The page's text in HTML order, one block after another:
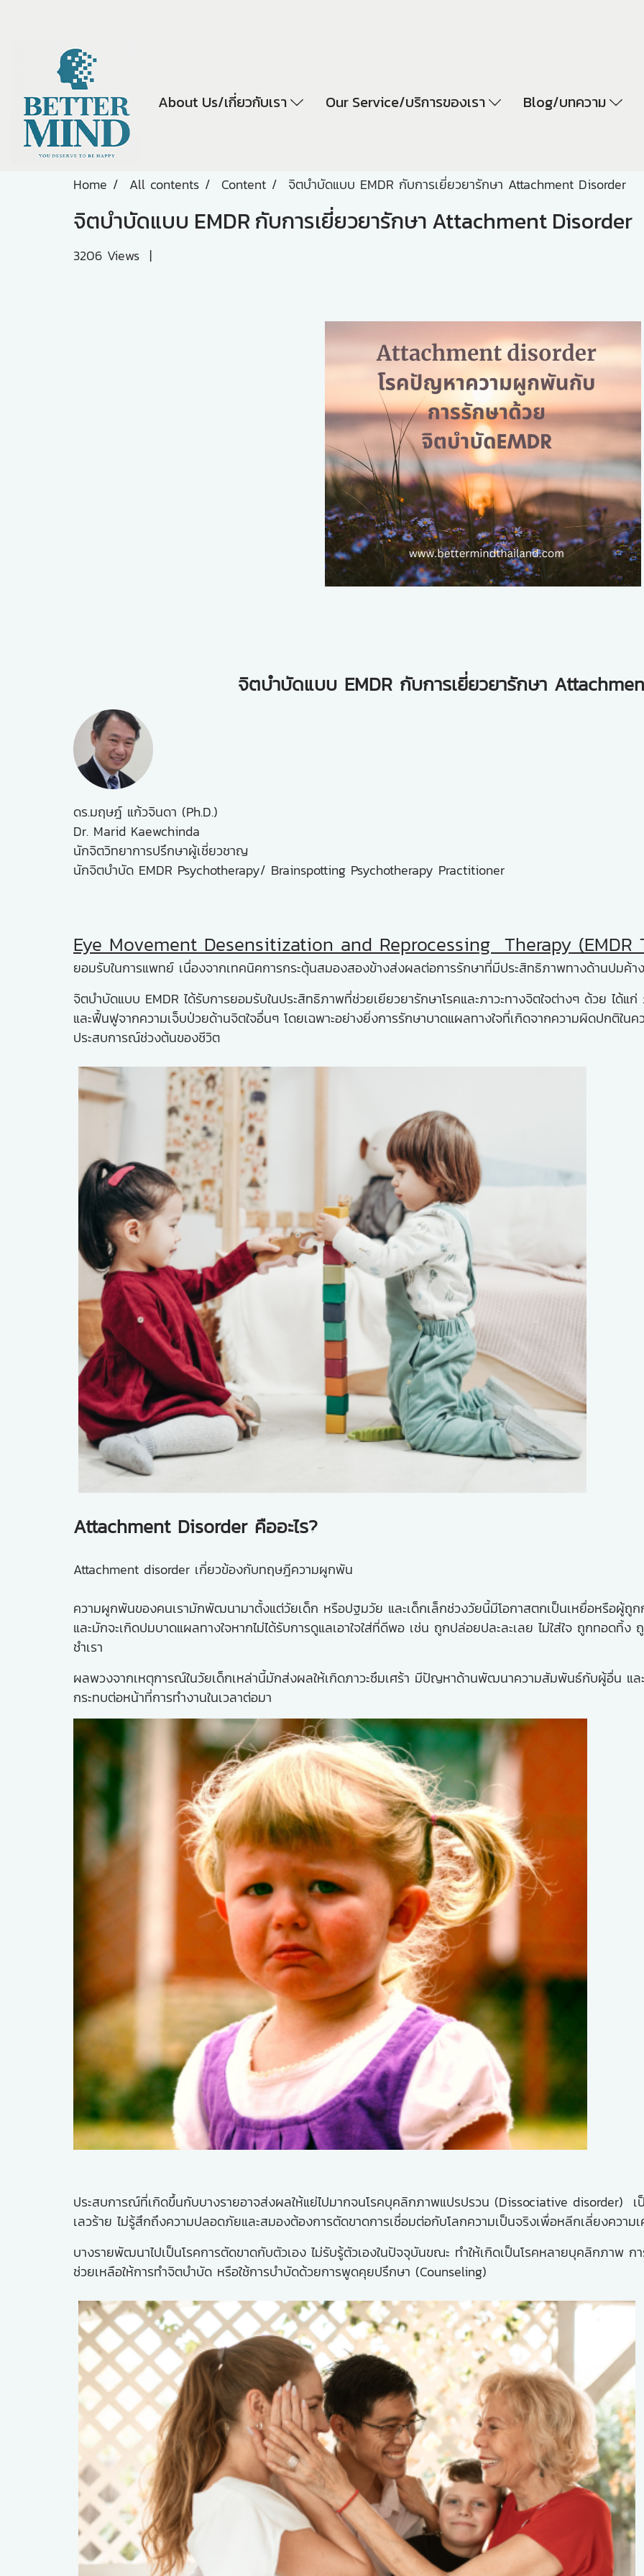
About Us/เกี่ยวกับเรา Our Service/บริการของเรา Blog/บทความ
Home All contents Content จิตบำบัดแบบ EMDR กับการเยี่ยวยารักษา Attachment Disorder
จิตบำบัดแบบ EMDR กับการเยี่ยวยารักษา Attachment Disorder
3206 Views |
จิตบำบัดแบบ EMDR กับการเยี่ยวยารักษา
ดร.มฤษฎ์ แก้วจินดา (Ph.D.)
Dr. Marid Kaewchinda
นักจิตวิทยาการปรึกษาผู้เชี่ยวชาญ
นักจิตบำบัด EMDR Psychotherapy/ Brainspotting Psychotherapy Practitioner
Eye Movement Desensitization and Reprocessing Therapy (EMDR
ยอมรับในการแพทย์ เนื่องจากเทคนิคการกระตุ้นสมองสองข้างส่งผลต่อการรักษาที่มีประสิทธิภาพทางด้านปมค้า
จิตบำบัดแบบ EMDR ได้รับการยอมรับในประสิทธิภาพที่ช่วยเยียวยารักษาโรคและภาวะทางจิตใจต่างๆ ด้วย ได้
และฟื้นฟูจากความเจ็บป่วยด้านจิตใจอื่นๆ โดยเฉพาะอย่างยิ่งการรักษาบาดแผลทางใจที่เกิดจากความผิดปกติใ
ประสบการณ์ช่วงต้นของชีวิต
Attachment Disorder คืออะไร?
Attachment disorder เกี่ยวข้องกับทฤษฎีความผูกพัน
ความผูกพันของคนเรามักพัฒนามาตั้งแต่วัยเด็ก หรือปฐมวัย และเด็กเล็กช่วงวัยนี้มีโอกาสตกเป็นเหยื่อหรือผู้ถูกก
และมักจะเกิดปมบาดแผลทางใจหากไม่ได้รับการดูแลเอาใจใส่ที่ดีพอ เช่น ถูกปล่อยปละละเลย ไม่ใส่ใจ ถูกทอดทิ้
ชำเรา
ผลพวงจากเหตุการณ์ในวัยเด็กเหล่านี้มักส่งผลให้เกิดภาวะซึมเศร้า มีปัญหาด้านพัฒนาความสัมพันธ์กับผู้อื่น แ
กระทบต่อหน้าที่การทำงานในเวลาต่อมา
ประสบการณ์ที่เกิดขึ้นกับบางรายอาจส่งผลให้แย่ไปมากจนโรคบุคลิกภาพแปรปรวน (Dissociative disorder)
เลวร้าย ไม่รู้สึกถึงความปลอดภัยและสมองต้องการตัดขาดการเชื่อมต่อกับโลกความเป็นจริงเพื่อหลีกเลี่ยงความ
บางรายพัฒนาไปเป็นโรคการตัดขาดกับตัวเอง ไม่รับรู้ตัวเองในปัจจุบันขณะ ทำให้เกิดเป็นโรคหลายบุคลิกภาพ
ช่วยเหลือให้การทำจิตบำบัด หรือใช้การบำบัดด้วยการพูดคุยปรึกษา (Counseling)